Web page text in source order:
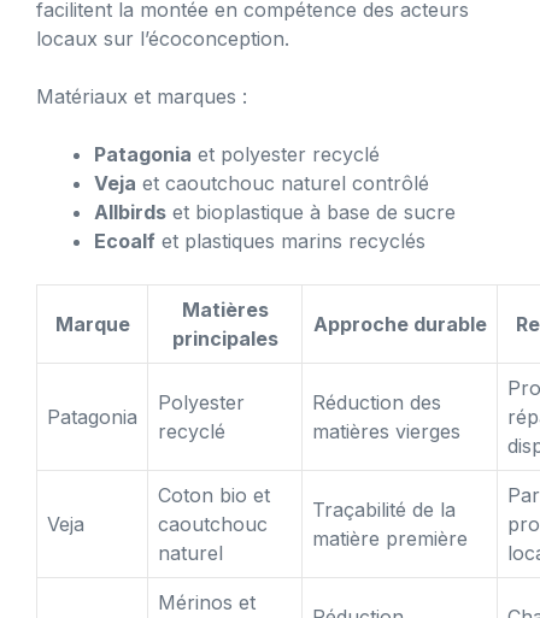
facilitent la montée en compétence des acteurs
locaux sur l’écoconception.
Matériaux et marques :
Patagonia et polyester recyclé
Veja et caoutchouc naturel contrôlé
Allbirds et bioplastique à base de sucre
Ecoalf et plastiques marins recyclés
Marque
Matières
principales
Approche durable
Patagonia
Polyester
recyclé
Réduction des
matières vierges
Veja
Coton bio et
caoutchouc
naturel
Traçabilité de la
matière première
Mérinos et